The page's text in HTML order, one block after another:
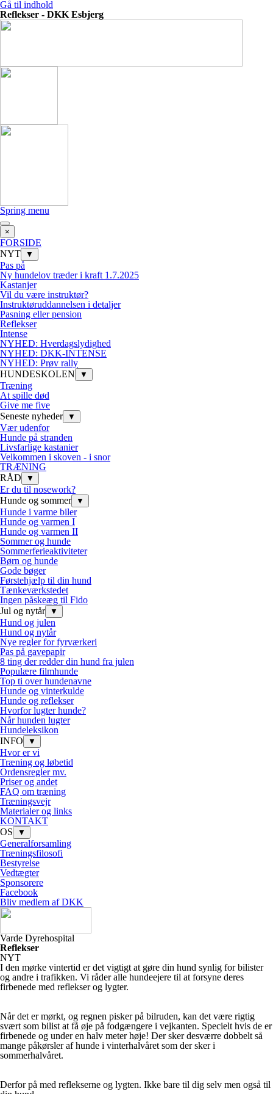
Gå til indhold
Reflekser - DKK Esbjerg
Spring menu
×
FORSIDE
NYT
▼
Pas på
Ny hundelov træder i kraft 1.7.2025
Kastanjer
Vil du være instruktør?
Instruktøruddannelsen i detaljer
Pasning eller pension
Reflekser
Intense
NYHED: Hverdagslydighed
NYHED: DKK-INTENSE
NYHED: Prøv rally
HUNDESKOLEN
▼
Træning
At spille død
Give me five
Seneste nyheder
▼
Vær udenfor
Hunde på stranden
Livsfarlige kastanier
Velkommen i skoven - i snor
TRÆNING
RÅD
▼
Er du til nosework?
Hunde og sommer
▼
Hunde i varme biler
Hunde og varmen I
Hunde og varmen II
Sommer og hunde
Sommerferieaktiviteter
Børn og hunde
Gode bøger
Førstehjælp til din hund
Tænkeværkstedet
Ingen påskeæg til Fido
Jul og nytår
▼
Hund og julen
Hund og nytår
Nye regler for fyrværkeri
Pas på gavepapir
8 ting der redder din hund fra julen
Populære filmhunde
Top ti over hundenavne
Hunde og vinterkulde
Hunde og reflekser
Hvorfor lugter hunde?
Når hunden lugter
Hundeleksikon
INFO
▼
Hvor er vi
Træning og løbetid
Ordensregler mv.
Priser og andet
FAQ om træning
Træningsvejr
Materialer og links
KONTAKT
OS
▼
Generalforsamling
Træningsfilosofi
Bestyrelse
Vedtægter
Sponsorere
Facebook
Bliv medlem af DKK
Varde Dyrehospital
Reflekser
NYT
I den mørke vintertid er det vigtigt at gøre din hund synlig for bilister
og andre i trafikken. Vi råder alle hundeejere til at forsyne deres
firbenede med reflekser og lygter.
Når det er mørkt, og regnen pisker på bilruden, kan det være rigtig
svært som bilist at få øje på fodgængere i vejkanten. Specielt hvis de er
firbenede og under en halv meter høje! Der sker desværre dobbelt så
mange påkørsler af hunde i vinterhalvåret som der sker i
sommerhalvåret.
Derfor på med reflekserne og lygten. Ikke bare til dig selv men også til